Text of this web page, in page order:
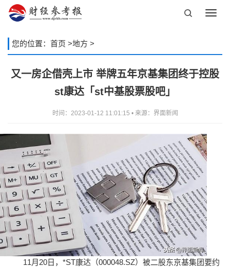
您的位置： 首页 >地方 >
又一房企借壳上市 举牌五年京基集团终于控股
st康达「st中基股票股吧」
时间：2023-01-12 11:01:15 • 来源：界面新闻
11月20日，*ST康达（000048.SZ）被二股东京基集团要约